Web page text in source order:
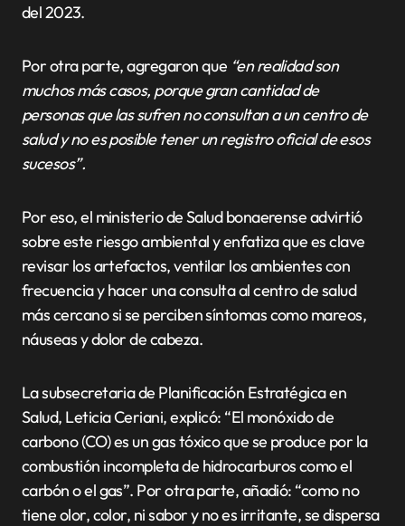
del 2023.
Por otra parte, agregaron que “en realidad son
muchos más casos, porque gran cantidad de
personas que las sufren no consultan a un centro de
salud y no es posible tener un registro oficial de esos
sucesos”.
Por eso, el ministerio de Salud bonaerense advirtió
sobre este riesgo ambiental y enfatiza que es clave
revisar los artefactos, ventilar los ambientes con
frecuencia y hacer una consulta al centro de salud
más cercano si se perciben síntomas como mareos,
náuseas y dolor de cabeza.
La subsecretaria de Planificación Estratégica en
Salud, Leticia Ceriani, explicó: “El monóxido de
carbono (CO) es un gas tóxico que se produce por la
combustión incompleta de hidrocarburos como el
carbón o el gas”. Por otra parte, añadió: “como no
tiene olor, color, ni sabor y no es irritante, se dispersa